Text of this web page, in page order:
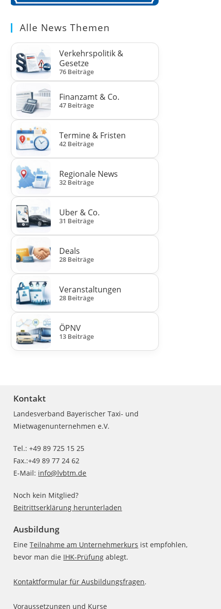
Alle News Themen
Verkehrspolitik &
Gesetze
76 Beiträge
Finanzamt & Co.
47 Beiträge
Termine & Fristen
42 Beiträge
Regionale News
32 Beiträge
Uber & Co.
31 Beiträge
Deals
28 Beiträge
Veranstaltungen
28 Beiträge
ÖPNV
13 Beiträge
Kontakt
Landesverband Bayerischer Taxi- und
Mietwagenunternehmen e.V.
Tel.: +49 89 725 15 25
Fax.:+49 89 77 24 62
E-Mail: info@lvbtm.de
Noch kein Mitglied?
Beitrittserklärung herunterladen
Ausbildung
EineTeilnahme am Unternehmerkurs ist empfohlen,
bevor man die IHK-Prüfung ablegt.
Kontaktformular für Ausbildungsfragen.
Voraussetzungen und Kurse